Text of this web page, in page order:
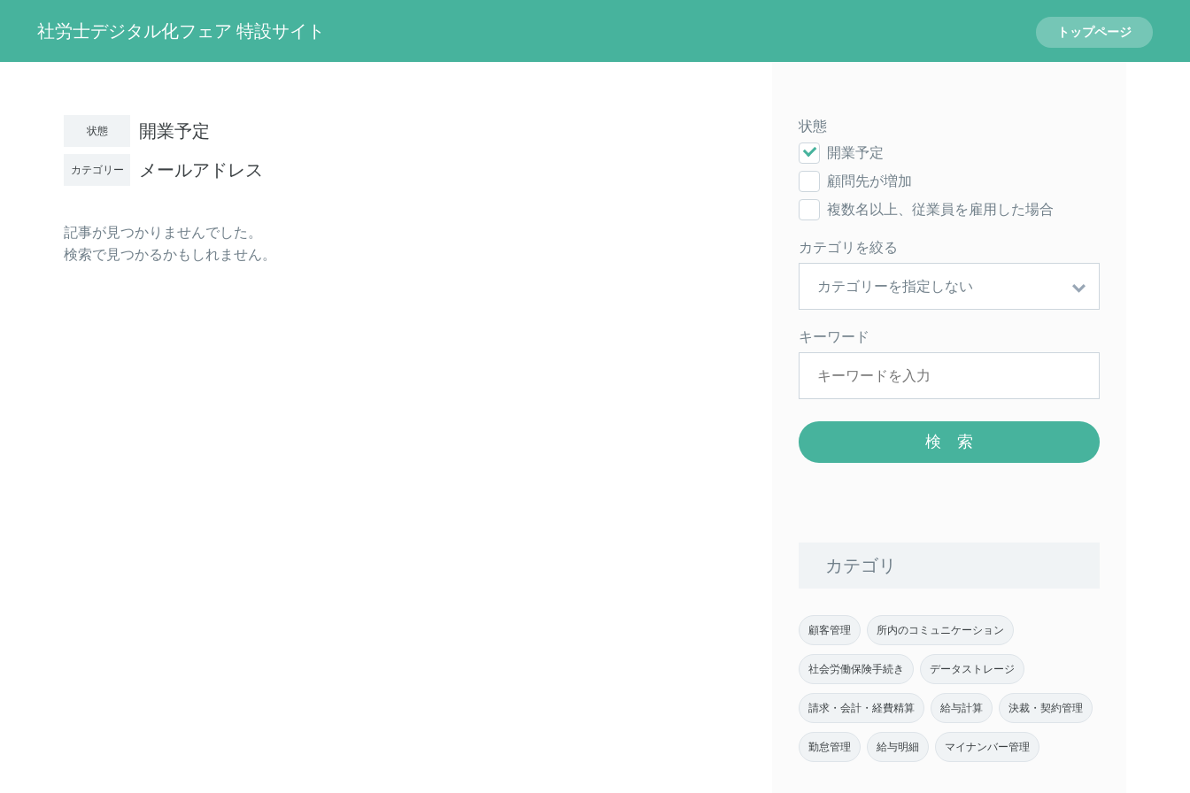
社労士デジタル化フェア 特設サイト トップページ
状態 開業予定
カテゴリー メールアドレス
記事が見つかりませんでした。
検索で見つかるかもしれません。
状態
開業予定
顧問先が増加
複数名以上、従業員を雇用した場合
カテゴリを絞る
キーワード
カテゴリ
顧客管理 所内のコミュニケーション
社会労働保険手続き データストレージ
請求・会計・経費精算 給与計算 決裁・契約管理
勤怠管理 給与明細 マイナンバー管理